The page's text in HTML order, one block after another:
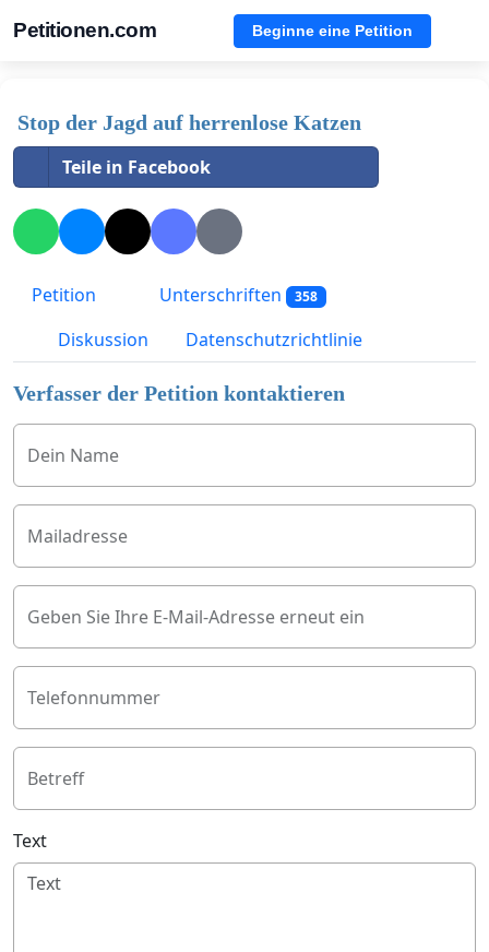
Petitionen.com Beginne eine Petition
Stop der Jagd auf herrenlose Katzen
Teile in Facebook
Petition Unterschriften 358
Diskussion Datenschutzrichtlinie
Verfasser der Petition kontaktieren
Dein Name
Mailadresse
Geben Sie Ihre E-Mail-Adresse erneut ein
Telefonnummer
Betreff
Text